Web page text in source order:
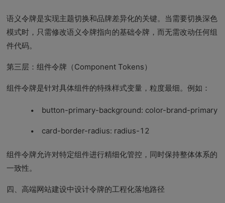
语义令牌是实现主题切换和品牌差异化的关键。当需要切换深色
模式时，只需修改语义令牌指向的基础令牌，而无需改动任何组
件代码。
第三层：组件令牌（Component Tokens）
组件令牌是针对具体组件的特殊样式变量，粒度最细。例如：
button-primary-background: color-brand-primary
card-border-radius: radius-12
组件令牌允许对特定组件进行精细化管控，同时保持整体体系的
一致性。
四、高端网站建设中设计令牌的工程化落地路径